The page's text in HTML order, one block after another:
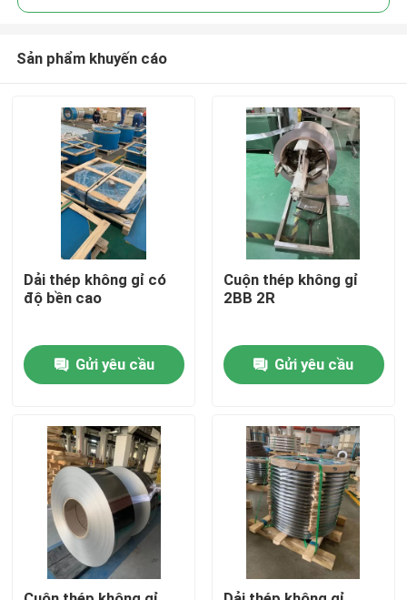
Trang Chủ
Video
Về chúng tôi
Tham quan nhà máy
Sản phẩm khuyến cáo
Dải thép không gỉ có
độ bền cao
Gửi yêu cầu
Cuộn thép không gỉ
2BB 2R
Gửi yêu cầu